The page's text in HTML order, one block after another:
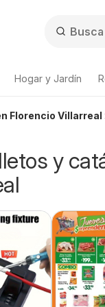
Hogar y Jardín
Florencio
y